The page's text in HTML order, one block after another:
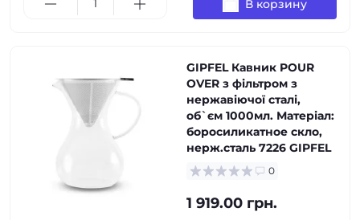
В корзину
GIPFEL Кавник POUR
OVER з фільтром з
нержавіючої сталі,
об`єм 1000мл. Матеріал:
боросиликатное скло,
нерж.сталь 7226 GIPFEL
0
1 919.00 грн.